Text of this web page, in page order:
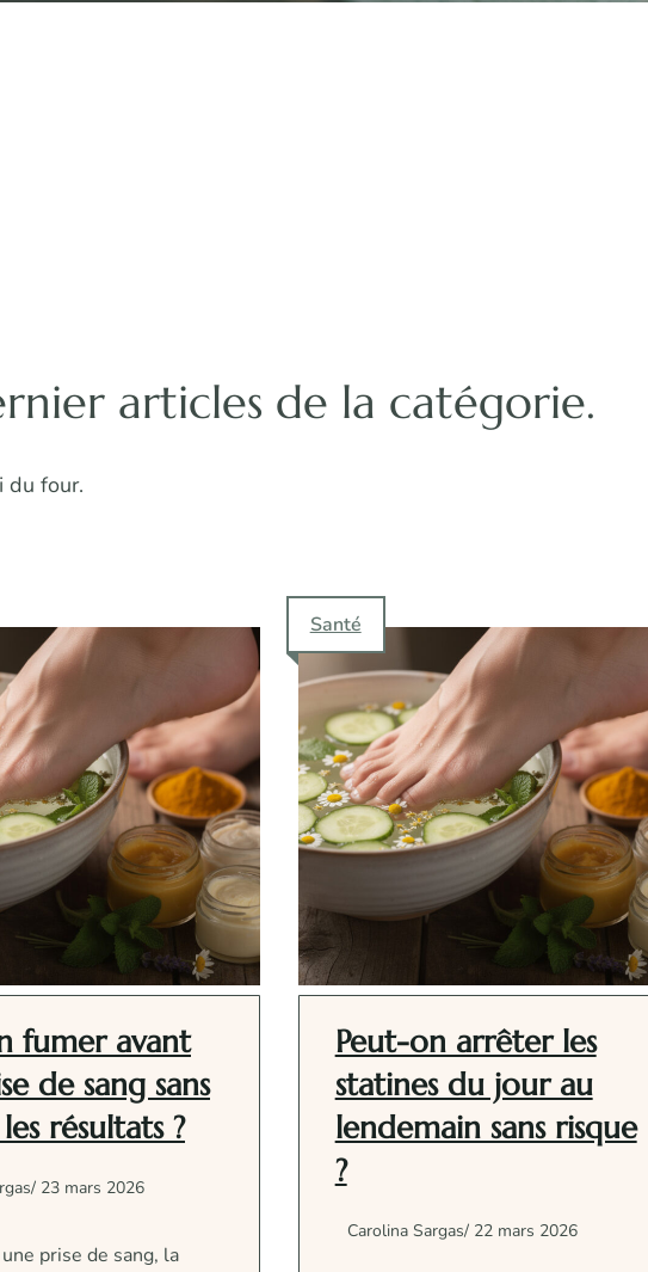
articles de la catégorie.
du four.
fumer avant
de sang sans
résultats ?
/ 23 mars 2026
prise de sang, la
Santé
Peut-on arrêter les
statines du jour au
lendemain sans risque
?
Carolina Sargas/ 22 mars 2026